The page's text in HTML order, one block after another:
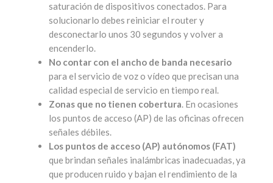
saturación de dispositivos conectados. Para
solucionarlo debes reiniciar el router y
desconectarlo unos 30 segundos y volver a
encenderlo.
No contar con el ancho de banda necesario
para el servicio de voz o vídeo que precisan una
calidad especial de servicio en tiempo real.
Zonas que no tienen cobertura. En ocasiones
los puntos de acceso (AP) de las oficinas ofrecen
señales débiles.
Los puntos de acceso (AP) autónomos (FAT)
que brindan señales inalámbricas inadecuadas, ya
que producen ruido y bajan el rendimiento de la